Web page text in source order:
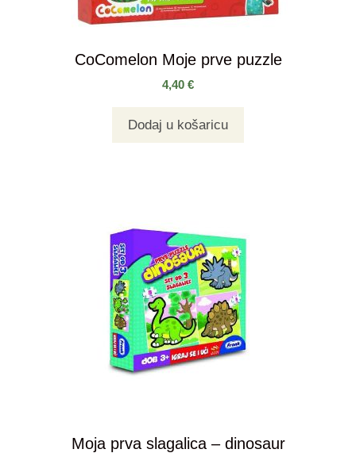
CoComelon Moje prve puzzle
4,40 €
Dodaj u košaricu
Moja prva slagalica – dinosaur